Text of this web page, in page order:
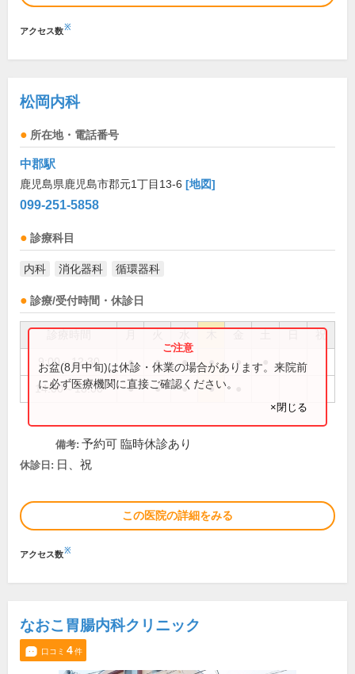
アクセス数※
松岡内科
所在地・電話番号
中郡駅
鹿児島県鹿児島市郡元1丁目13-6 [地図]
099-251-5858
診療科目
内科 消化器科 循環器科
診療/受付時間・休診日
祝
9:00～12:30 ● ● ● ● ●
14:00～18:00 ● ● ● ●
お盆(8月中旬)は休診・休業の場合があります。来院前
に必ず医療機関に直接ご確認ください。
×閉じる
備考: 予約可 臨時休診あり
休診日: 日、祝
この医院の詳細をみる
アクセス数※
なおこ胃腸内科クリニック
口コミ 4件